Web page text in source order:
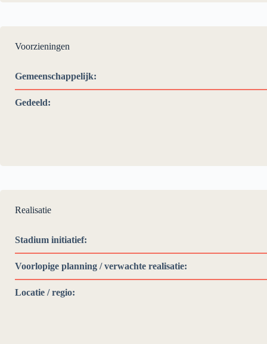
Voorzieningen
Gemeenschappelijk:
Gedeeld:
Realisatie
Stadium initiatief:
Voorlopige planning / verwachte realisatie:
Locatie / regio: